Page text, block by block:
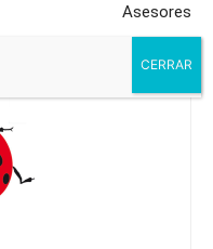
Asesores